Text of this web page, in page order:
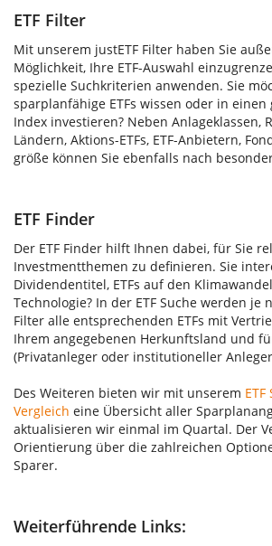
ETF Filter
Mit unserem justETF Filter haben Sie
Möglichkeit, Ihre ETF-Auswahl
spezielle Suchkriterien anwenden. Sie
sparplanfähige ETFs wissen oder in
Index investieren? Neben Anlageklassen,
Ländern, Aktions-ETFs, ETF-Anbietern,
größe können Sie ebenfalls nach
ETF Finder
Der ETF Finder hilft Ihnen dabei, für Sie
Investmentthemen zu definieren. Sie
Dividendentitel, ETFs auf den
Technologie? In der ETF Suche werden je
Filter alle entsprechenden ETFs mit
Ihrem angegebenen Herkunftsland und
(Privatanleger oder institutioneller
Des Weiteren bieten wir mit unserem
Vergleich eine Übersicht aller
aktualisieren wir einmal im Quartal. Der
Orientierung über die zahlreichen
Sparer.
Weiterführende Links: